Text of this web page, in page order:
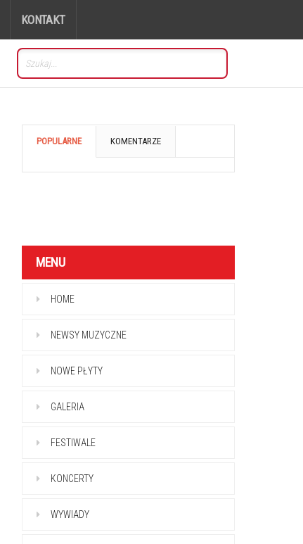
KONTAKT
POPULARNE KOMENTARZE
MENU
HOME
NEWSY MUZYCZNE
NOWE PŁYTY
GALERIA
FESTIWALE
KONCERTY
WYWIADY